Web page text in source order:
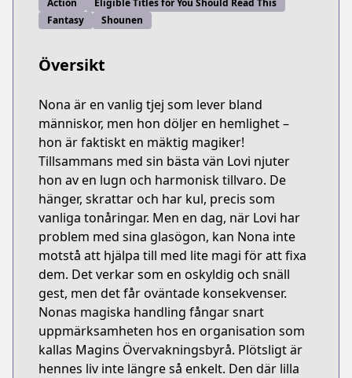
Action
Eligible Titles for You Should Read This
Fantasy
Shounen
Översikt
Nona är en vanlig tjej som lever bland
människor, men hon döljer en hemlighet –
hon är faktiskt en mäktig magiker!
Tillsammans med sin bästa vän Lovi njuter
hon av en lugn och harmonisk tillvaro. De
hänger, skrattar och har kul, precis som
vanliga tonåringar. Men en dag, när Lovi har
problem med sina glasögon, kan Nona inte
motstå att hjälpa till med lite magi för att fixa
dem. Det verkar som en oskyldig och snäll
gest, men det får oväntade konsekvenser.
Nonas magiska handling fångar snart
uppmärksamheten hos en organisation som
kallas Magins Övervakningsbyrå. Plötsligt är
hennes liv inte längre så enkelt. Den där lilla